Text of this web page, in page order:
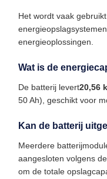
Het wordt vaak
energieoplossingen.
Wat is de
De batterij levert20,56
50 Ah), geschikt voor
Kan de batterij
Meerdere
aangesloten volgens
om de totale